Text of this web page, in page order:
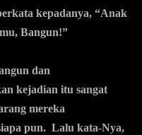
kepadanya, “Anak
Bangun!”
dan
kejadian itu sangat
mereka
pun. Lalu kata-Nya,